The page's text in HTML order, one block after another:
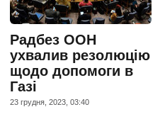
Радбез ООН
ухвалив резолюцію
щодо допомоги в
Газі
23 грудня, 2023, 03:40